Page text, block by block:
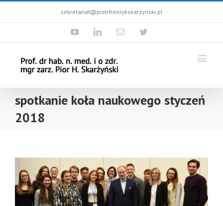
sekretariat@piotrhenrykskarzynski.pl
YoutubeLinkedinEmail Twitter
spotkanie koła naukowego styczeń
2018